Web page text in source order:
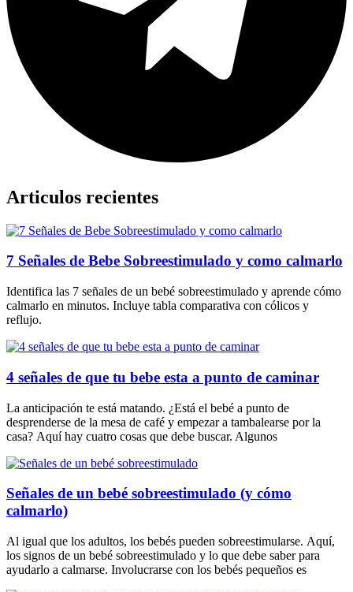
Articulos recientes
7 Señales de Bebe Sobreestimulado y como calmarlo
Identifica las 7 señales de un bebé sobreestimulado y aprende cómo
calmarlo en minutos. Incluye tabla comparativa con cólicos y
reflujo.
4 señales de que tu bebe esta a punto de caminar
La anticipación te está matando. ¿Está el bebé a punto de
desprenderse de la mesa de café y empezar a tambalearse por la
casa? Aquí hay cuatro cosas que debe buscar. Algunos
Señales de un bebé sobreestimulado (y cómo
calmarlo)
Al igual que los adultos, los bebés pueden sobreestimularse. Aquí,
los signos de un bebé sobreestimulado y lo que debe saber para
ayudarlo a calmarse. Involucrarse con los bebés pequeños es